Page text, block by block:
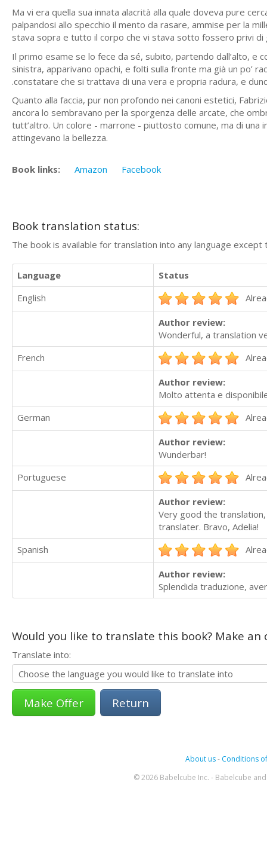
Ma vi era quella sua innata alacrità alla quale doveva pure
palpandosi allo specchio il mento da rasare, ammise per la
stava sopra e tutto il corpo che vi stava sotto fossero privi di
Il primo esame se lo fece da sé, subito, partendo dall’alto, e
sinistra, apparivano opachi, e folti sulla fronte ma già un po’
.constatare che si trattava di una vera e pro­pria radura, e
Quanto alla faccia, pur non profondo nei canoni estetici,
ancora lo sembravano per la sporgenza delle arcate, che
tutt’altro. Un colore - marrone - piuttosto comune, ma di una
attingevano la bellezza.
Book links: Amazon Facebook
Book translation status:
The book is available for translation into any language
Language
Status
English
Author review:
Wonderful, a translation
French
Author review:
Molto attenta e
German
Author review:
Wunderbar!
Portuguese
Author review:
Very good the
translater. Bravo, Adelia!
Spanish
Author review:
Splendida traduzione,
Would you like to translate this book? Make
Translate into:
Return
About us- Conditions
© 2026 Babelcube Inc. - Babelcube